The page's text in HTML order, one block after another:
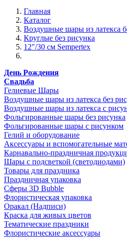
Главная
Каталог
Воздушные шары из латекса
Круглые без рисунка
12"/30 см Sempertex
День Рождения
Свадьба
Гелиевые Шары
Воздушные шары из латекса без
Воздушные шары из латекса с
Фольгированные шары без рисунка
Фольгированные шары с рисунком
Гелий и оборудование
Аксессуары и вспомогательные
Карнавально-праздничная
Шары с подсветкой (светодиодами)
Товары для праздника
Праздничная упаковка
Сферы 3D Bubble
Флористическая упаковка
Оракал (Надписи)
Краска для живых цветов
Тематические праздники
Флористические аксессуары